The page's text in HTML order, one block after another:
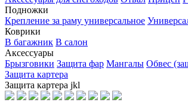
Подножки
Крепление за раму универсальное
Коврики
В багажник В салон
Аксессуары
Брызговики Защита фар Мангалы Обвес
Защита картера
Защита картера jkl